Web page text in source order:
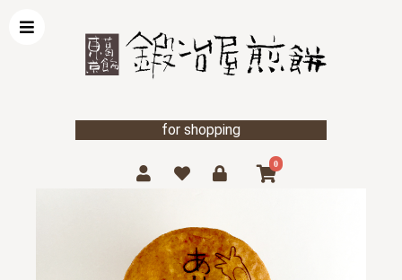
0
for shopping